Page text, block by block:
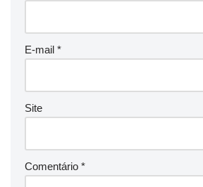
E-mail *
Site
Comentário *